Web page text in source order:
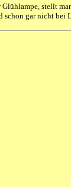
stellt
schon gar nicht bei